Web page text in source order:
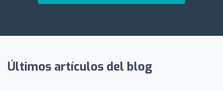
Últimos artículos del blog